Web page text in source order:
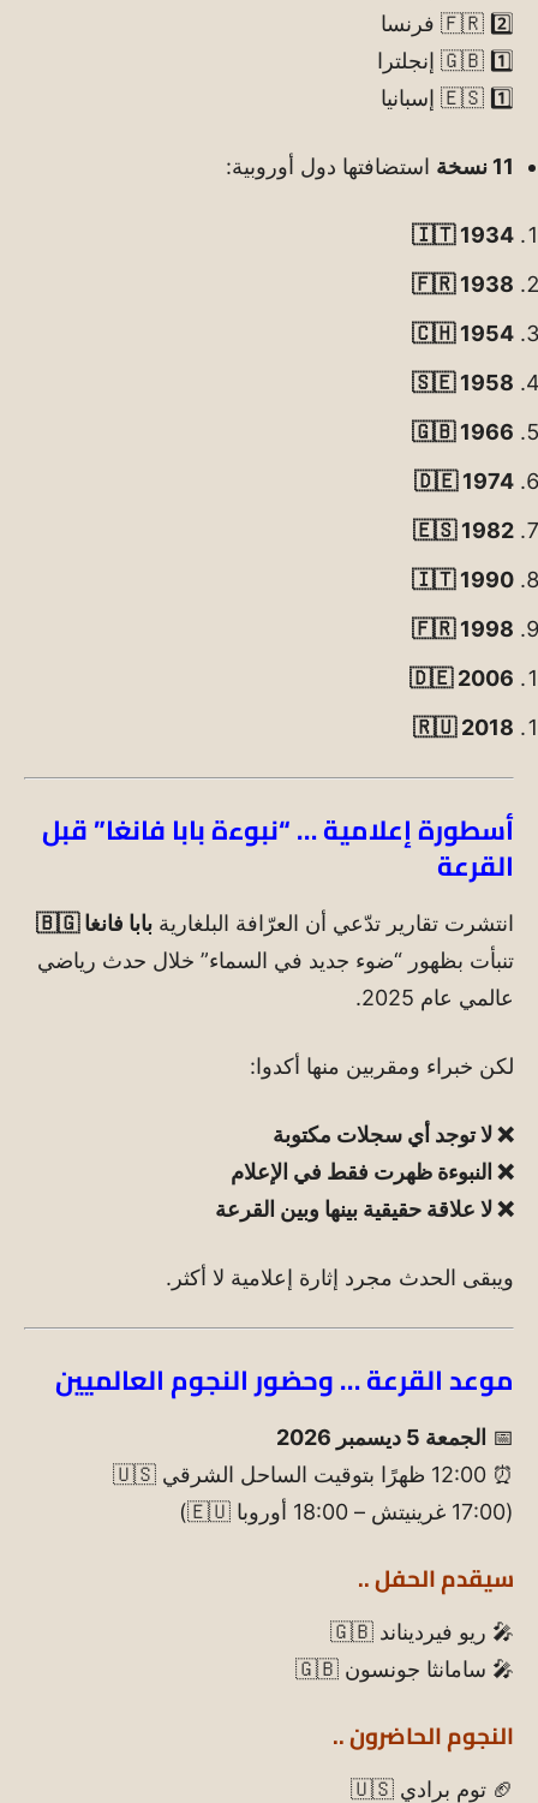
2️⃣ 🇫🇷 فرنسا
1️⃣ 🇬🇧 إنجلترا
1️⃣ 🇪🇸 إسبانيا
11 نسخة استضافتها دول أوروبية:
🇮🇹 1934
🇫🇷 1938
🇨🇭 1954
🇸🇪 1958
🇬🇧 1966
🇩🇪 1974
🇪🇸 1982
🇮🇹 1990
🇫🇷 1998
🇩🇪 2006
🇷🇺 2018
أسطورة إعلامية … “نبوءة بابا فانغا” قبل
القرعة
انتشرت تقارير تدّعي أن العرّافة البلغارية بابا فانغا 🇧🇬
تنبأت بظهور “ضوء جديد في السماء” خلال حدث رياضي
عالمي عام 2025.
لكن خبراء ومقربين منها أكدوا:
❌ لا توجد أي سجلات مكتوبة
❌ النبوءة ظهرت فقط في الإعلام
❌ لا علاقة حقيقية بينها وبين القرعة
ويبقى الحدث مجرد إثارة إعلامية لا أكثر.
موعد القرعة … وحضور النجوم العالميين
📅 الجمعة 5 ديسمبر 2026
⏰ 12:00 ظهرًا بتوقيت الساحل الشرقي 🇺🇸
(17:00 غرينيتش – 18:00 أوروبا 🇪🇺)
سيقدم الحفل ..
🎤 ريو فيرديناند 🇬🇧
🎤 سامانثا جونسون 🇬🇧
النجوم الحاضرون ..
🏈 توم برادي 🇺🇸